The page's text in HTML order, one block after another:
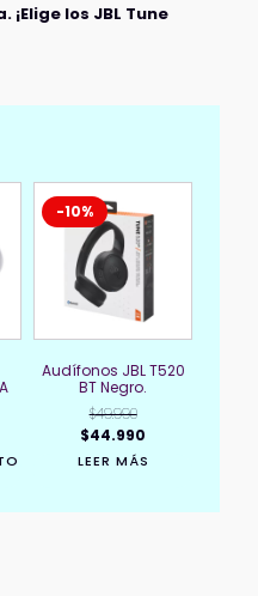
los JBL Tune
-10%
Audífonos JBL T520
BT Negro.
$49.990
El
precio
$44.990
precio
LEER MÁS